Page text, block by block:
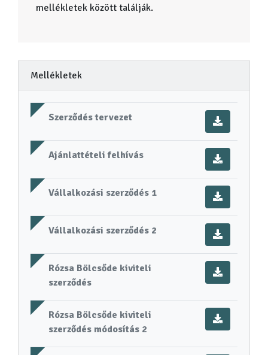
mellékletek között találják.
Mellékletek
Szerződés tervezet
Ajánlattételi felhívás
Vállalkozási szerződés 1
Vállalkozási szerződés 2
Rózsa Bölcsőde kiviteli
szerződés
Rózsa Bölcsőde kiviteli
szerződés módosítás 2